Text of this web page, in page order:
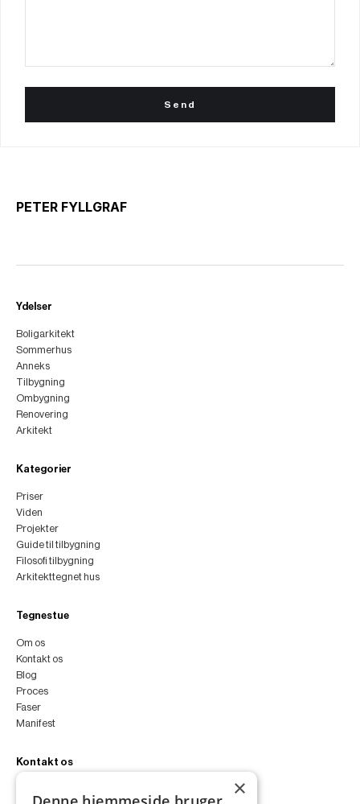
PETER FYLLGRAF
Ydelser
Boligarkitekt
Sommerhus
Anneks
Tilbygning
Ombygning
Renovering
Arkitekt
Kategorier
Priser
Viden
Projekter
Guide til tilbygning
Filosofi tilbygning
Arkitekttegnet hus
Tegnestue
Om os
Kontakt os
Blog
Proces
Faser
Manifest
Kontakt os
×